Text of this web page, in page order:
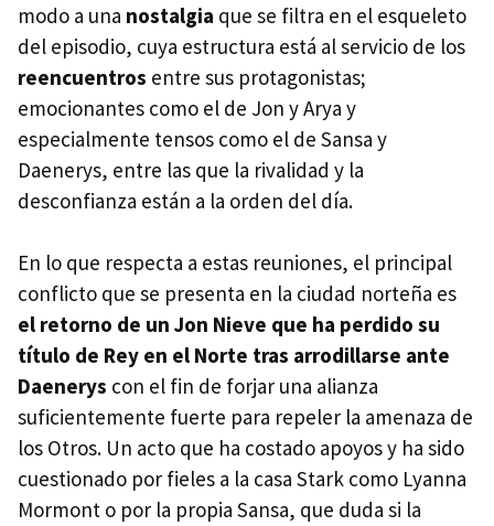
modo a una nostalgia que se filtra en el esqueleto
del episodio, cuya estructura está al servicio de los
reencuentros entre sus protagonistas;
emocionantes como el de Jon y Arya y
especialmente tensos como el de Sansa y
Daenerys, entre las que la rivalidad y la
desconfianza están a la orden del día.
En lo que respecta a estas reuniones, el principal
conflicto que se presenta en la ciudad norteña es
el retorno de un Jon Nieve que ha perdido su
título de Rey en el Norte tras arrodillarse ante
Daenerys con el fin de forjar una alianza
suficientemente fuerte para repeler la amenaza de
los Otros. Un acto que ha costado apoyos y ha sido
cuestionado por fieles a la casa Stark como Lyanna
Mormont o por la propia Sansa, que duda si la